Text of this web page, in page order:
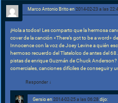
Marco Antonio Brito en2014-02-23 a las
¡Hola a todos! Les comparto que la hermosa
cover de la canción «There’s got to be a word»
Innocence con la voz de Joey Levine a quién
hermoso recuerdo del Tlatelolco de antes del
pistas de enrique Guzmán de Chuck Anderson?
comerciales, canciones difíciles de conseguir y
Responder ↓
Gersio en2014-02-25 a las 06:28 dijo: